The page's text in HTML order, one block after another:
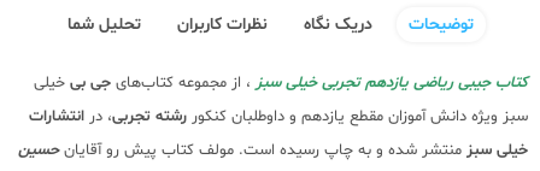
توضیحات دریک نگاه نظرات کاربران تحلیل شما
کتاب جیبی ریاضی یازدهم تجربی خیلی سبز، از مجموعه کتاب‌های جی بی خیلی
سبز ویژه دانش آموزان مقطع یازدهم و داوطلبان کنکور رشته تجربی، در انتشارات
خیلی سبز منتشر شده و به چاپ رسیده است. مولف کتاب پیش رو آقایانحسین